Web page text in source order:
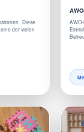
Diese
der vielen